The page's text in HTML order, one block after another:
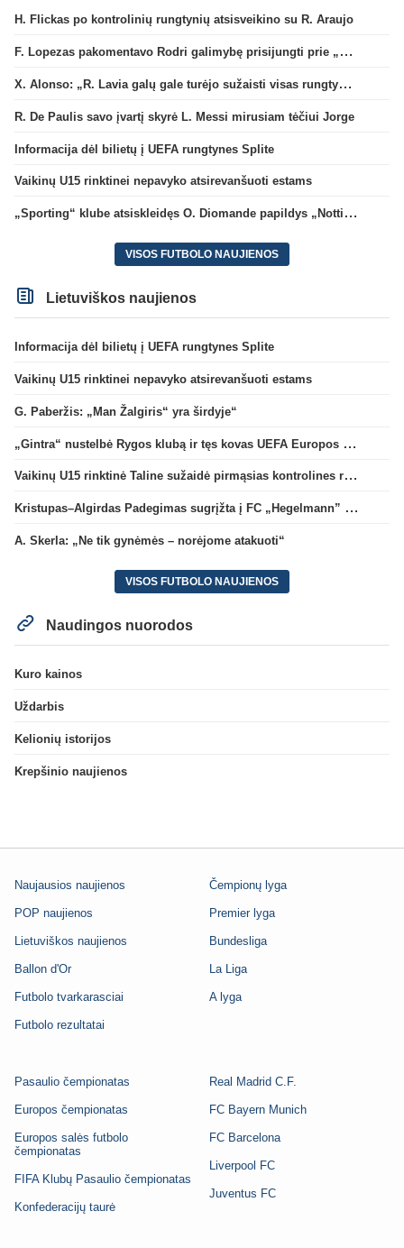
H. Flickas po kontrolinių rungtynių atsisveikino su R. Araujo
F. Lopezas pakomentavo Rodri galimybę prisijungti prie „Barcelona“ ekipos
X. Alonso: „R. Lavia galų gale turėjo sužaisti visas rungtynes“
R. De Paulis savo įvartį skyrė L. Messi mirusiam tėčiui Jorge
Informacija dėl bilietų į UEFA rungtynes Splite
Vaikinų U15 rinktinei nepavyko atsirevanšuoti estams
„Sporting“ klube atsiskleidęs O. Diomande papildys „Nottingham“ gretas
VISOS FUTBOLO NAUJIENOS
Lietuviškos naujienos
Informacija dėl bilietų į UEFA rungtynes Splite
Vaikinų U15 rinktinei nepavyko atsirevanšuoti estams
G. Paberžis: „Man Žalgiris“ yra širdyje“
„Gintra“ nustelbė Rygos klubą ir tęs kovas UEFA Europos taurės atrankoje
Vaikinų U15 rinktinė Taline sužaidė pirmąsias kontrolines rungtynes
Kristupas–Algirdas Padegimas sugrįžta į FC „Hegelmann” B sudėtį
A. Skerla: „Ne tik gynėmės – norėjome atakuoti“
VISOS FUTBOLO NAUJIENOS
Naudingos nuorodos
Kuro kainos
Uždarbis
Kelionių istorijos
Krepšinio naujienos
Naujausios naujienos
POP naujienos
Lietuviškos naujienos
Ballon d'Or
Futbolo tvarkarasciai
Futbolo rezultatai
Čempionų lyga
Premier lyga
Bundesliga
La Liga
A lyga
Pasaulio čempionatas
Europos čempionatas
Europos salės futbolo
čempionatas
FIFA Klubų Pasaulio čempionatas
Konfederacijų taurė
Real Madrid C.F.
FC Bayern Munich
FC Barcelona
Liverpool FC
Juventus FC